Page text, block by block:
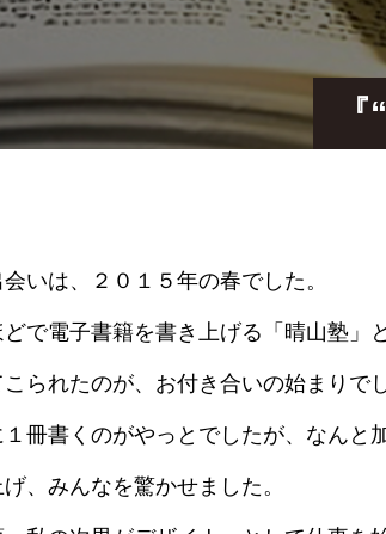
いは、２０１５年の春でした。
で電子書籍を書き上げる「晴山塾」
られたのが、お付き合いの始まりで
冊書くのがやっとでしたが、なんと
、みんなを驚かせました。